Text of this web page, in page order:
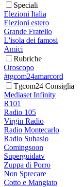
Speciali
Elezioni Italia
Elezioni estero
Grande Fratello
L'isola dei famosi
Amici
Rubriche
Oroscopo
#tgcom24amarcord
Tgcom24 Consiglia
Mediaset Infinity
R101
Radio 105
Virgin Radio
Radio Montecarlo
Radio Subasio
Comingsoon
Superguidatv
Zuppa di Porro
Non Sprecare
Cotto e Mangiato